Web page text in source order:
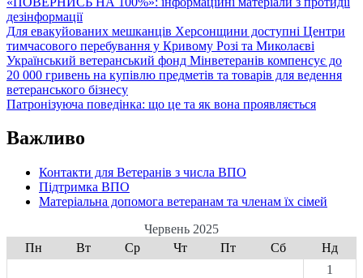
дезінформації
Для евакуйованих мешканців Херсонщини доступні Центри
тимчасового перебування у Кривому Розі та Миколаєві
Український ветеранський фонд Мінветеранів компенсує до
20 000 гривень на купівлю предметів та товарів для ведення
ветеранського бізнесу
Патронізуюча поведінка: що це та як вона проявляється
Важливо
Контакти для Ветеранів з числа ВПО
Підтримка ВПО
Матеріальна допомога ветеранам та членам їх сімей
Червень 2025
Пн
Вт Ср Чт Пт Сб
Нд
1